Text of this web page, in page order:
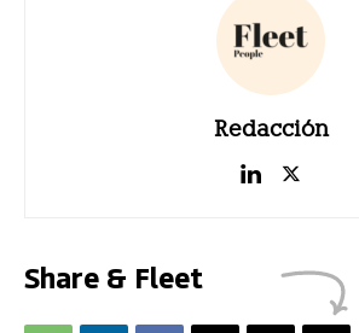
Redacción
Share & Fleet